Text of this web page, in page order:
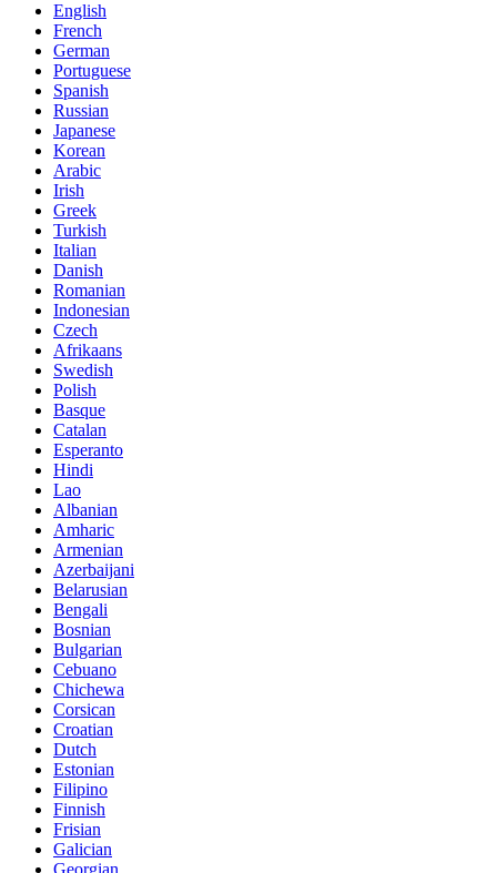
English
French
German
Portuguese
Spanish
Russian
Japanese
Korean
Arabic
Irish
Greek
Turkish
Italian
Danish
Romanian
Indonesian
Czech
Afrikaans
Swedish
Polish
Basque
Catalan
Esperanto
Hindi
Lao
Albanian
Amharic
Armenian
Azerbaijani
Belarusian
Bengali
Bosnian
Bulgarian
Cebuano
Chichewa
Corsican
Croatian
Dutch
Estonian
Filipino
Finnish
Frisian
Galician